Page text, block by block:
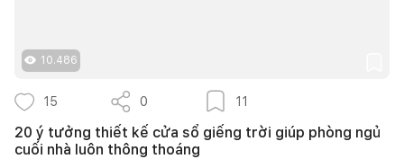
10.486
15 0 11
20 ý tưởng thiết kế cửa sổ giếng trời giúp phòng ngủ
cuối nhà luôn thông thoáng